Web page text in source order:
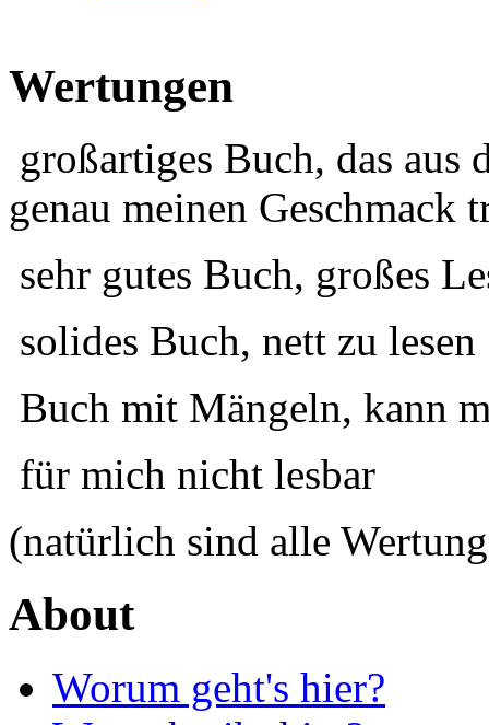
Wertungen
großartiges Buch, das aus
genau meinen Geschmack
sehr gutes Buch, großes
solides Buch, nett zu lesen
Buch mit Mängeln, kann
für mich nicht lesbar
(natürlich sind alle
About
Worum geht's hier?